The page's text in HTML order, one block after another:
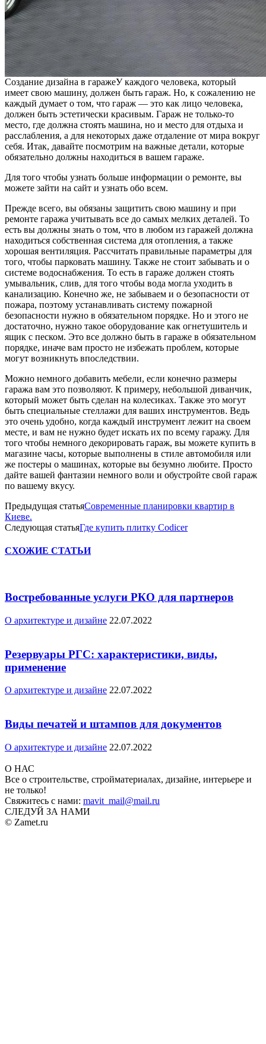
Создание дизайна в гаражеУ каждого человека, который
имеет свою машину, должен быть гараж. Но, к сожалению не
каждый думает о том, что гараж — это как лицо человека,
должен быть эстетически красивым. Гараж не только-то
место, где должна стоять машина, но и место для отдыха и
расслабления, а для некоторых даже отдаление от мира вокруг
себя. Итак, давайте посмотрим на важные детали, которые
обязательно должны находиться в вашем гараже.
Для того чтобы узнать больше информации о ремонте, вы
можете зайти на сайт и узнать обо всем.
Прежде всего, вы обязаны защитить свою машину и при
ремонте гаража учитывать все до самых мелких деталей. То
есть вы должны знать о том, что в любом из гаражей должна
находиться собственная система для отопления, а также
хорошая вентиляция. Рассчитать правильные параметры для
того, чтобы парковать машину. Также не стоит забывать и о
системе водоснабжения. То есть в гараже должен стоять
умывальник, слив, для того чтобы вода могла уходить в
канализацию. Конечно же, не забываем и о безопасности от
пожара, поэтому устанавливать систему пожарной
безопасности нужно в обязательном порядке. Но и этого не
достаточно, нужно такое оборудование как огнетушитель и
ящик с песком. Это все должно быть в гараже в обязательном
порядке, иначе вам просто не избежать проблем, которые
могут возникнуть впоследствии.
Можно немного добавить мебели, если конечно размеры
гаража вам это позволяют. К примеру, небольшой диванчик,
который может быть сделан на колесиках. Также это могут
быть специальные стеллажи для ваших инструментов. Ведь
это очень удобно, когда каждый инструмент лежит на своем
месте, и вам не нужно будет искать их по всему гаражу. Для
того чтобы немного декорировать гараж, вы можете купить в
магазине часы, которые выполнены в стиле автомобиля или
же постеры о машинах, которые вы безумно любите. Просто
дайте вашей фантазии немного воли и обустройте свой гараж
по вашему вкусу.
Предыдущая статьяСовременные планировки квартир в
Киеве.
Следующая статьяГде купить плитку Codicer
СХОЖИЕ СТАТЬИ
Востребованные услуги РКО для партнеров
О архитектуре и дизайне 22.07.2022
Резервуары РГС: характеристики, виды,
применение
О архитектуре и дизайне 22.07.2022
Виды печатей и штампов для документов
О архитектуре и дизайне 22.07.2022
О НАС
Все о строительстве, стройматериалах, дизайне, интерьере и
не только!
Свяжитесь с нами: mavit_mail@mail.ru
СЛЕДУЙ ЗА НАМИ
© Zamet.ru